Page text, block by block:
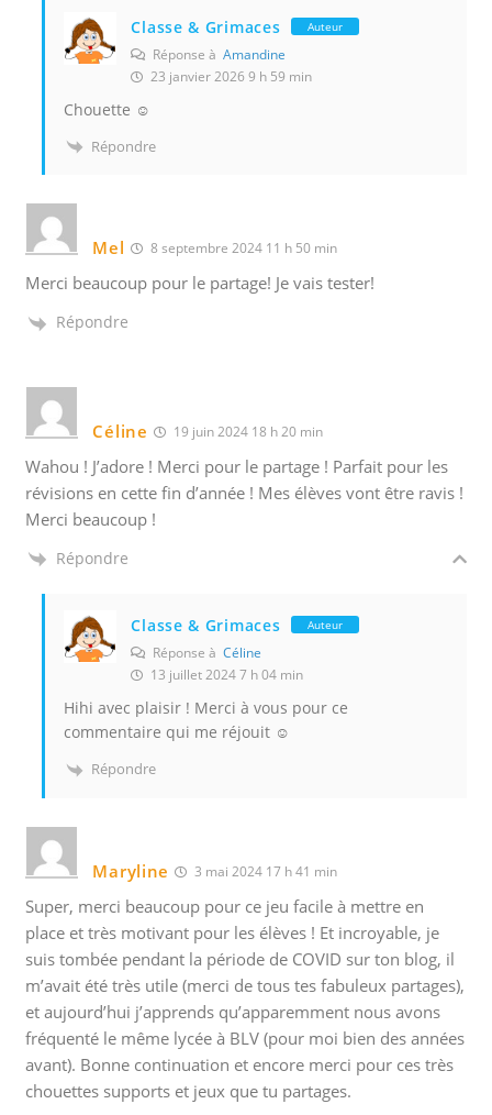
Classe & Grimaces Auteur
Réponse àAmandine
23 janvier 2026 9 h 59 min
Chouette ☺️
Répondre
Mel 8 septembre 2024 11 h 50 min
Merci beaucoup pour le partage! Je vais tester!
Répondre
Céline 19 juin 2024 18 h 20 min
Wahou ! J’adore ! Merci pour le partage ! Parfait pour les
révisions en cette fin d’année ! Mes élèves vont être ravis !
Merci beaucoup !
Répondre
Classe & Grimaces Auteur
Réponse àCéline
13 juillet 2024 7 h 04 min
Hihi avec plaisir ! Merci à vous pour ce
commentaire qui me réjouit ☺️
Répondre
Maryline 3 mai 2024 17 h 41 min
Super, merci beaucoup pour ce jeu facile à mettre en
place et très motivant pour les élèves ! Et incroyable, je
suis tombée pendant la période de COVID sur ton blog, il
m’avait été très utile (merci de tous tes fabuleux partages),
et aujourd’hui j’apprends qu’apparemment nous avons
fréquenté le même lycée à BLV (pour moi bien des années
avant). Bonne continuation et encore merci pour ces très
chouettes supports et jeux que tu partages.